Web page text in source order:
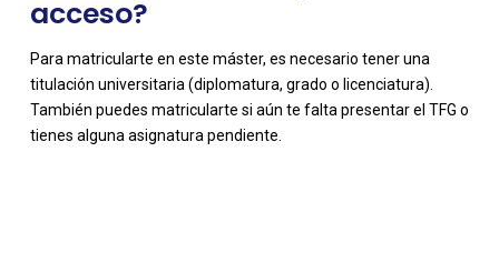
acceso?
Para matricularte en este máster, es necesario tener una
titulación universitaria (diplomatura, grado o licenciatura).
También puedes matricularte si aún te falta presentar el TFG o
tienes alguna asignatura pendiente.